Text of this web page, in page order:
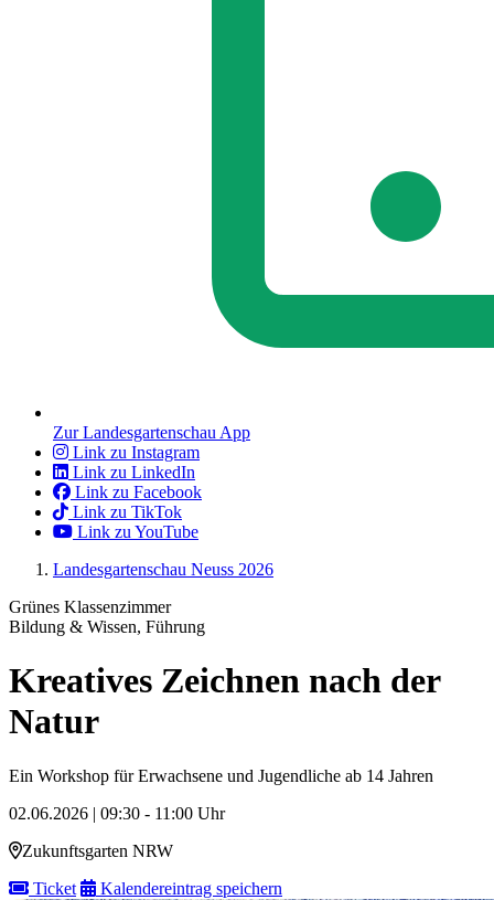
Zur Landesgartenschau App
Link zu Instagram
Link zu LinkedIn
Link zu Facebook
Link zu TikTok
Link zu YouTube
Landesgartenschau Neuss 2026
Grünes Klassenzimmer
Bildung & Wissen, Führung
Kreatives Zeichnen nach der
Natur
Ein Workshop für Erwachsene und Jugendliche ab 14 Jahren
02.06.2026 | 09:30 - 11:00 Uhr
Zukunftsgarten NRW
Ticket
Kalendereintrag speichern